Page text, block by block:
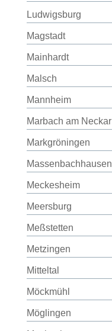
Ludwigsburg
Magstadt
Mainhardt
Malsch
Mannheim
Marbach am Neckar
Markgröningen
Massenbachhausen
Meckesheim
Meersburg
Meßstetten
Metzingen
Mitteltal
Möckmühl
Möglingen